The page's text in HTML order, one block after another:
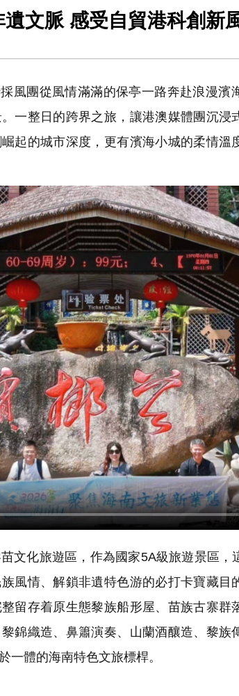
文脈 感受自貿港科創新
風團從風情滿滿的保亭一路奔赴浪漫濱
一整日的跨界之旅，讓港澳媒體團沉浸
起的城市深度，更有濱海小城的柔情溫
文化旅遊區，作為國家5A級旅遊景區，
風情、解鎖非遺特色游的必打卡寶藏目
留存着原生態黎族船形屋、苗族古寨群
錦織造、鼻簫演奏、山蘭酒釀造、黎族
一體的海南特色文旅標桿。